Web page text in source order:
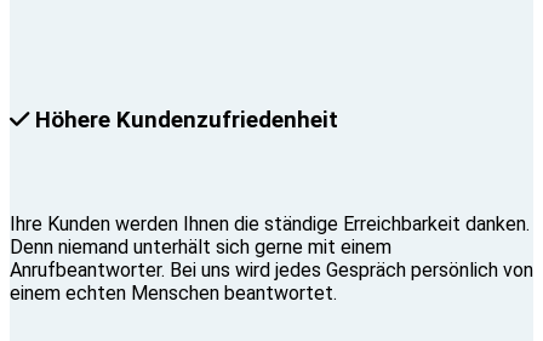
Höhere Kundenzufriedenheit
Ihre Kunden werden Ihnen die ständige Erreichbarkeit danken.
Denn niemand unterhält sich gerne mit einem
Anrufbeantworter. Bei uns wird jedes Gespräch persönlich von
einem echten Menschen beantwortet.